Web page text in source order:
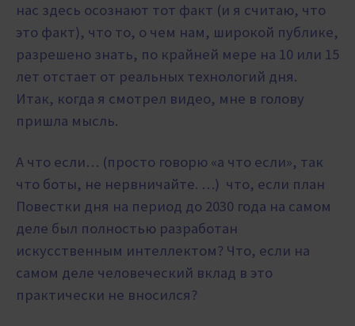
нас здесь осознают тот факт (и я считаю, что
это факт), что то, о чем нам, широкой публике,
разрешено знать, по крайней мере на 10 или 15
лет отстает от реальных технологий дня.
Итак, когда я смотрел видео, мне в голову
пришла мысль.
А что если… (просто говорю «а что если», так
что боты, не нервничайте. …) что, если план
Повестки дня на период до 2030 года на самом
деле был полностью разработан
искусственным интеллектом? Что, если на
самом деле человеческий вклад в это
практически не вносился?